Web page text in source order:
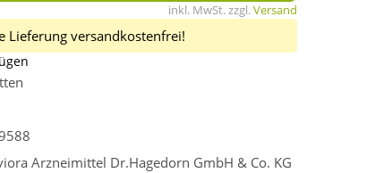
inkl. MwSt. zzgl.Versand
Lieferung versandkostenfrei!
Arzneimittel Dr.Hagedorn GmbH & Co. KG